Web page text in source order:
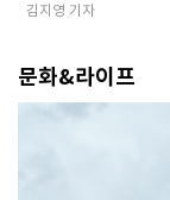
김지영 기자
문화&라이프